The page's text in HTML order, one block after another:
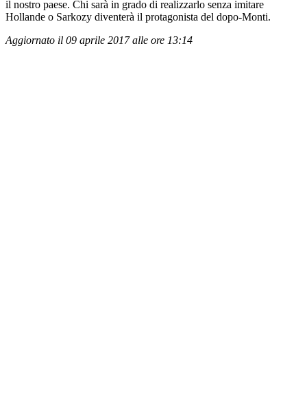
il nostro paese. Chi sarà in grado di realizzarlo senza imitare
Hollande o Sarkozy diventerà il protagonista del dopo-Monti.
Aggiornato il 09 aprile 2017 alle ore 13:14